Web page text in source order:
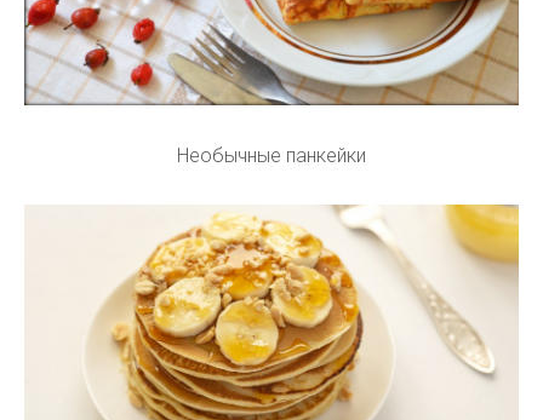
Необычные панкейки